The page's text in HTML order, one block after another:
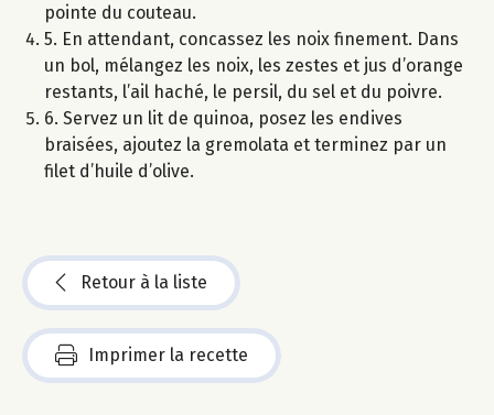
pointe du couteau.
5. En attendant, concassez les noix finement. Dans
un bol, mélangez les noix, les zestes et jus d’orange
restants, l’ail haché, le persil, du sel et du poivre.
6. Servez un lit de quinoa, posez les endives
braisées, ajoutez la gremolata et terminez par un
filet d’huile d’olive.
Retour à la liste
Imprimer la recette